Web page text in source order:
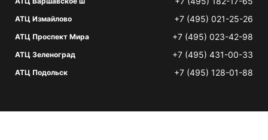
АТЦ Измайлово +7 (495) 021-25-26
АТЦ Проспект Мира +7 (495) 023-42-98
АТЦ Зеленоград +7 (495) 431-00-33
АТЦ Подольск +7 (495) 128-01-88